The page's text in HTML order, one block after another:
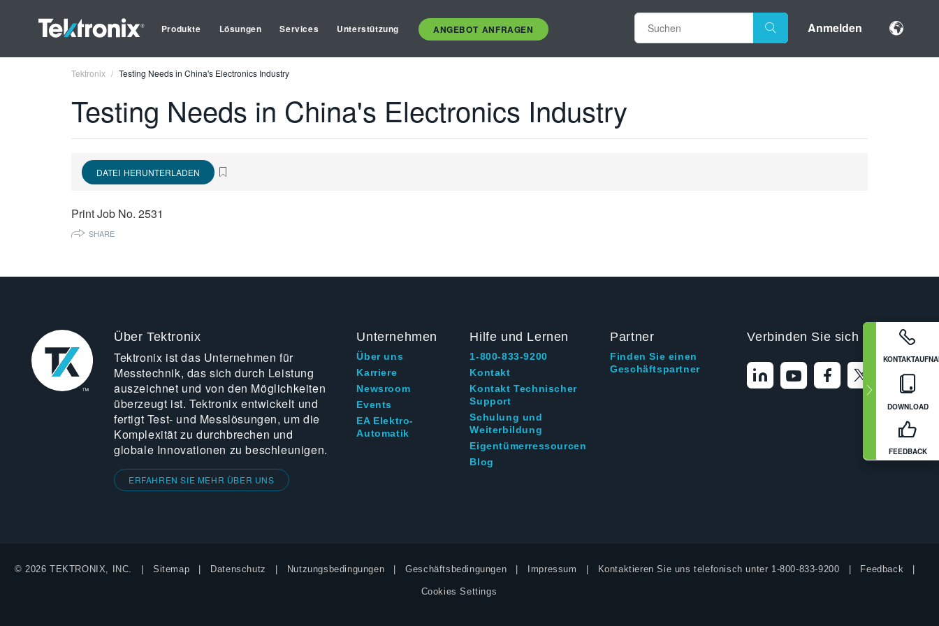
Produkte Lösungen Services Unterstützung ANGEBOT ANFRAGEN Anmelden
DOWNLOAD
FEEDBACK
Tektronix Testing Needs in China's Electronics Industry
Testing Needs in China's Electronics Industry
DATEI HERUNTERLADEN
Print Job No. 2531
SHARE
Über Tektronix
Tektronix ist das Unternehmen für
Messtechnik, das sich durch Leistung
auszeichnet und von den Möglichkeiten
überzeugt ist. Tektronix entwickelt und
fertigt Test- und Messlösungen, um die
Komplexität zu durchbrechen und
globale Innovationen zu beschleunigen.
ERFAHREN SIE MEHR ÜBER UNS
Unternehmen
Über uns
Karriere
Newsroom
Events
EA Elektro-
Automatik
Hilfe und Lernen
1-800-833-9200
Kontakt
Kontakt Technischer
Support
Schulung und
Weiterbildung
Eigentümerressourcen
Blog
Partner
Finden Sie einen
Geschäftspartner
Verbinden Sie sich mit uns
© 2026 TEKTRONIX, INC. Sitemap Datenschutz Nutzungsbedingungen Geschäftsbedingungen Impressum Kontaktieren Sie uns telefonisch unter 1-800-833-9200 Feedback
Cookies Settings